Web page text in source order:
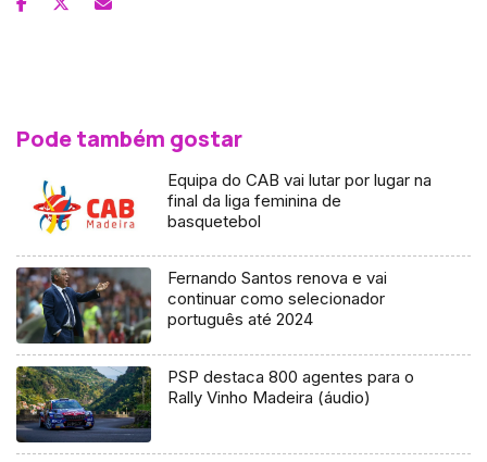
Pode também gostar
Equipa do CAB vai lutar por lugar na
final da liga feminina de
basquetebol
Fernando Santos renova e vai
continuar como selecionador
português até 2024
PSP destaca 800 agentes para o
Rally Vinho Madeira (áudio)